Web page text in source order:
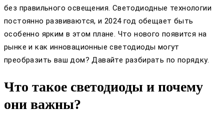
без правильного освещения. Светодиодные технологии
постоянно развиваются, и 2024 год обещает быть
особенно ярким в этом плане. Что нового появится на
рынке и как инновационные светодиоды могут
преобразить ваш дом? Давайте разбирать по порядку.
Что такое светодиоды и почему
они важны?